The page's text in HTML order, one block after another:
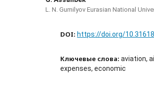
L. N. Gumilyov Eurasian National
DOI: https://doi.org/
Ключевые слова: aviation,
expenses, economic